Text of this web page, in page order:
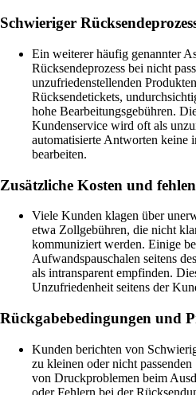
Schwieriger
Ein weiterer häufig genannter
Rücksendeprozess bei nicht
unzufriedenstellenden
Rücksendetickets,
hohe Bearbeitungsgebühren.
Kundenservice wird oft als
automatisierte Antworten keine
bearbeiten.
Zusätzliche Kosten und
Viele Kunden klagen über
etwa Zollgebühren, die nicht
kommuniziert werden. Einige
Aufwandspauschalen seitens
als intransparent empfinden.
Unzufriedenheit seitens der
Rückgabebedingungen und
Kunden berichten von
zu kleinen oder nicht
von Druckproblemen beim
oder Fehlern bei der